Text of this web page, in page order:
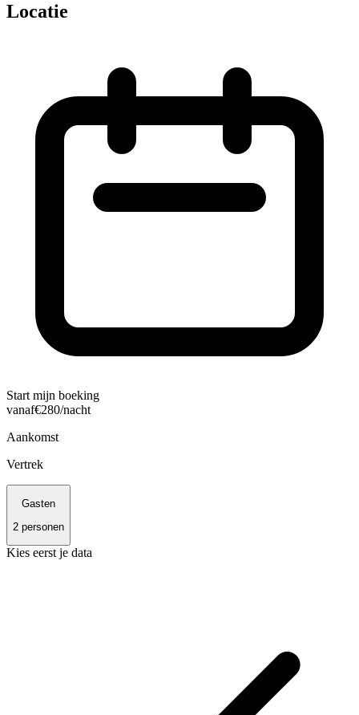
Locatie
Start mijn boeking
vanaf€280/nacht
Aankomst
Vertrek
Gasten
2 personen
Kies eerst je data